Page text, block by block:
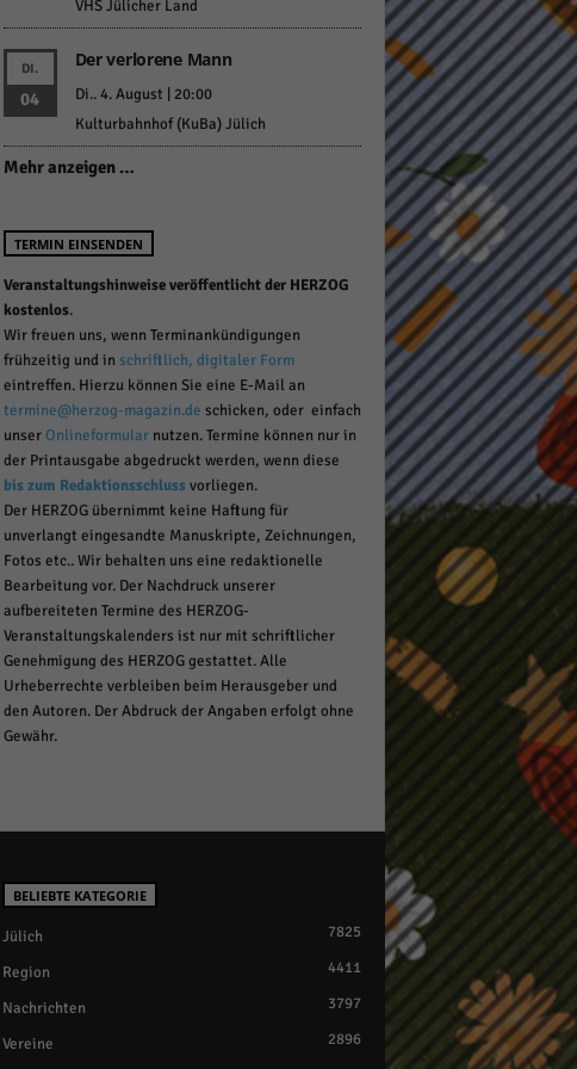
VHS Jülicher Land
DI.
04
Der verlorene Mann
Di.. 4. August | 20:00
Kulturbahnhof (KuBa) Jülich
Mehr anzeigen …
TERMIN EINSENDEN
Veranstaltungshinweise veröffentlicht der HERZOG
kostenlos.
Wir freuen uns, wenn Terminankündigungen
frühzeitig und in schriftlich, digitaler Form
eintreffen. Hierzu können Sie eine E-Mail an
termine@herzog-magazin.de schicken, oder einfach
unserOnlineformularnutzen. Termine können nur in
der Printausgabe abgedruckt werden, wenn diese
bis zum Redaktionsschlussvorliegen.
Der HERZOG übernimmt keine Haftung für
unverlangt eingesandte Manuskripte, Zeichnungen,
Fotos etc.. Wir behalten uns eine redaktionelle
Bearbeitung vor. Der Nachdruck unserer
aufbereiteten Termine des HERZOG-
Veranstaltungskalenders ist nur mit schriftlicher
Genehmigung des HERZOG gestattet. Alle
Urheberrechte verbleiben beim Herausgeber und
den Autoren. Der Abdruck der Angaben erfolgt ohne
Gewähr.
BELIEBTE KATEGORIE
Jülich 7825
Region 4411
Nachrichten 3797
Vereine
2896
Impressum